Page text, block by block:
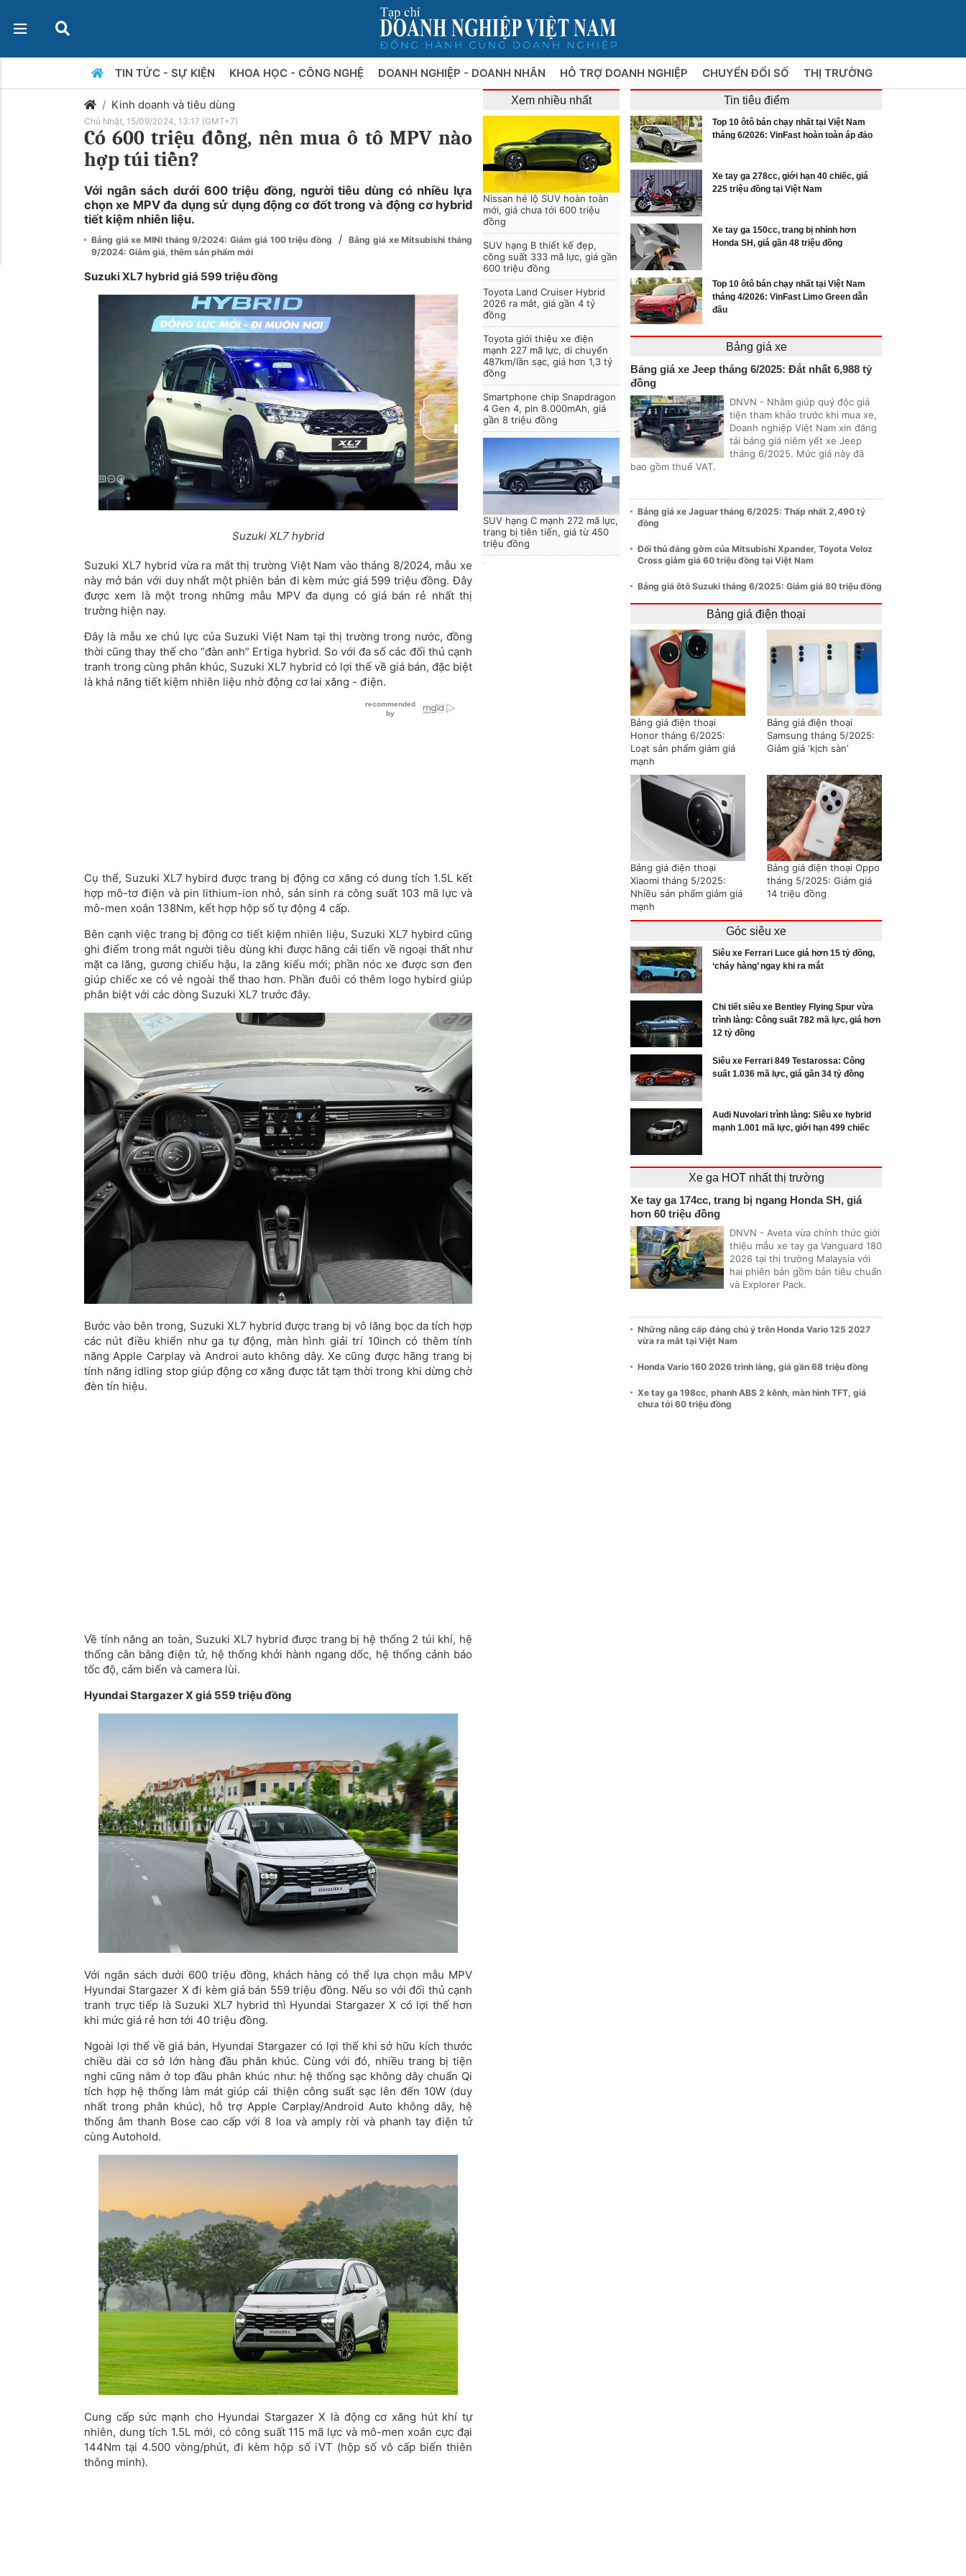
TIN TỨC - SỰ KIỆN KHOA HỌC - CÔNG NGHỆ DOANH NGHIỆP - DOANH NHÂN HỖ TRỢ DOANH NGHIỆP CHUYỂN ĐỔI SỐ THỊ TRƯỜNG
Kinh doanh và tiêu dùng
Chủ Nhật, 15/09/2024, 13:17 (GMT+7)
Có 600 triệu đồng, nên mua ô tô MPV nào
hợp túi tiền?
Với ngân sách dưới 600 triệu đồng, người tiêu dùng có nhiều lựa
chọn xe MPV đa dụng sử dụng động cơ đốt trong và động cơ hybrid
tiết kiệm nhiên liệu.
Bảng giá xe MINI tháng 9/2024: Giảm giá 100 triệu đồng /
Bảng giá xe Mitsubishi tháng
9/2024: Giảm giá, thêm sản phẩm mới
Suzuki XL7 hybrid giá 599 triệu đồng
Suzuki XL7 hybrid
Suzuki XL7 hybrid vừa ra mắt thị trường Việt Nam vào tháng 8/2024, mẫu xe
này mở bán với duy nhất một phiên bản đi kèm mức giá 599 triệu đồng. Đây
được xem là một trong những mẫu MPV đa dụng có giá bán rẻ nhất thị
trường hiện nay.
Đây là mẫu xe chủ lực của Suzuki Việt Nam tại thị trường trong nước, đồng
thời cũng thay thế cho “đàn anh” Ertiga hybrid. So với đa số các đối thủ cạnh
tranh trong cùng phân khúc, Suzuki XL7 hybrid có lợi thế về giá bán, đặc biệt
là khả năng tiết kiệm nhiên liệu nhờ động cơ lai xăng - điện.
Cụ thể, Suzuki XL7 hybird được trang bị động cơ xăng có dung tích 1.5L kết
hợp mô-tơ điện và pin lithium-ion nhỏ, sản sinh ra công suất 103 mã lực và
mô-men xoắn 138Nm, kết hợp hộp số tự động 4 cấp.
Bên cạnh việc trang bị động cơ tiết kiệm nhiên liệu, Suzuki XL7 hybird cũng
ghi điểm trong mắt người tiêu dùng khi được hãng cải tiến về ngoại thất như
mặt ca lăng, gương chiếu hậu, la zăng kiểu mới; phần nóc xe được sơn đen
giúp chiếc xe có vẻ ngoài thể thao hơn. Phần đuôi có thêm logo hybird giúp
phân biệt với các dòng Suzuki XL7 trước đây.
Bước vào bên trong, Suzuki XL7 hybrid được trang bị vô lăng bọc da tích hợp
các nút điều khiển như ga tự động, màn hình giải trí 10inch có thêm tính
năng Apple Carplay và Androi auto không dây. Xe cũng được hãng trang bị
tính năng idling stop giúp động cơ xăng được tắt tạm thời trong khi dừng chờ
đèn tín hiệu.
Về tính năng an toàn, Suzuki XL7 hybrid được trang bị hệ thống 2 túi khí, hệ
thống cân bằng điện tử, hệ thống khởi hành ngang dốc, hệ thống cảnh báo
tốc độ, cảm biến và camera lùi.
Hyundai Stargazer X giá 559 triệu đồng
Với ngân sách dưới 600 triệu đồng, khách hàng có thể lựa chọn mẫu MPV
Hyundai Stargazer X đi kèm giá bán 559 triệu đồng. Nếu so với đối thủ cạnh
tranh trực tiếp là Suzuki XL7 hybrid thì Hyundai Stargazer X có lợi thế hơn
khi mức giá rẻ hơn tới 40 triệu đồng.
Ngoài lợi thế về giá bán, Hyundai Stargazer có lợi thế khi sở hữu kích thước
chiều dài cơ sở lớn hàng đầu phân khúc. Cùng với đó, nhiều trang bị tiện
nghi cũng nằm ở top đầu phân khúc như: hệ thống sạc không dây chuẩn Qi
tích hợp hệ thống làm mát giúp cải thiện công suất sạc lên đến 10W (duy
nhất trong phân khúc), hỗ trợ Apple Carplay/Android Auto không dây, hệ
thống âm thanh Bose cao cấp với 8 loa và amply rời và phanh tay điện tử
cùng Autohold.
Cung cấp sức mạnh cho Hyundai Stargazer X là động cơ xăng hút khí tự
nhiên, dung tích 1.5L mới, có công suất 115 mã lực và mô-men xoắn cực đại
144Nm tại 4.500 vòng/phút, đi kèm hộp số iVT (hộp số vô cấp biến thiên
thông minh).
Xem nhiều nhất
Nissan hé lộ SUV hoàn toàn
mới, giá chưa tới 600 triệu
đồng
SUV hạng B thiết kế đẹp,
công suất 333 mã lực, giá gần
600 triệu đồng
Toyota Land Cruiser Hybrid
2026 ra mắt, giá gần 4 tỷ
đồng
Toyota giới thiệu xe điện
mạnh 227 mã lực, di chuyển
487km/lần sạc, giá hơn 1,3 tỷ
đồng
Smartphone chip Snapdragon
4 Gen 4, pin 8.000mAh, giá
gần 8 triệu đồng
SUV hạng C mạnh 272 mã lực,
trang bị tiên tiến, giá từ 450
triệu đồng
Tin tiêu điểm
Top 10 ôtô bán chạy nhất tại Việt Nam
tháng 6/2026: VinFast hoàn toàn áp đảo
Xe tay ga 278cc, giới hạn 40 chiếc, giá
225 triệu đồng tại Việt Nam
Xe tay ga 150cc, trang bị nhỉnh hơn
Honda SH, giá gần 48 triệu đồng
Top 10 ôtô bán chạy nhất tại Việt Nam
tháng 4/2026: VinFast Limo Green dẫn
đầu
Bảng giá xe
Bảng giá xe Jeep tháng 6/2025: Đắt nhất 6,988 tỷ
đồng
DNVN - Nhằm giúp quý độc giả
tiện tham khảo trước khi mua xe,
Doanh nghiệp Việt Nam xin đăng
tải bảng giá niêm yết xe Jeep
tháng 6/2025. Mức giá này đã
bao gồm thuế VAT.
Bảng giá xe Jaguar tháng 6/2025: Thấp nhất 2,490 tỷ
đồng
Đối thủ đáng gờm của Mitsubishi Xpander, Toyota Veloz
Cross giảm giá 60 triệu đồng tại Việt Nam
Bảng giá ôtô Suzuki tháng 6/2025: Giảm giá 80 triệu đồng
Bảng giá điện thoại
Bảng giá điện thoại
Honor tháng 6/2025:
Loạt sản phẩm giảm giá
mạnh
Bảng giá điện thoại
Samsung tháng 5/2025:
Giảm giá ‘kịch sàn’
Bảng giá điện thoại
Xiaomi tháng 5/2025:
Nhiều sản phẩm giảm giá
mạnh
Bảng giá điện thoại Oppo
tháng 5/2025: Giảm giá
14 triệu đồng
Góc siêu xe
Siêu xe Ferrari Luce giá hơn 15 tỷ đồng,
‘cháy hàng’ ngay khi ra mắt
Chi tiết siêu xe Bentley Flying Spur vừa
trình làng: Công suất 782 mã lực, giá hơn
12 tỷ đồng
Siêu xe Ferrari 849 Testarossa: Công
suất 1.036 mã lực, giá gần 34 tỷ đồng
Audi Nuvolari trình làng: Siêu xe hybrid
mạnh 1.001 mã lực, giới hạn 499 chiếc
Xe ga HOT nhất thị trường
Xe tay ga 174cc, trang bị ngang Honda SH, giá
hơn 60 triệu đồng
DNVN - Aveta vừa chính thức giới
thiệu mẫu xe tay ga Vanguard 180
2026 tại thị trường Malaysia với
hai phiên bản gồm bản tiêu chuẩn
và Explorer Pack.
Những nâng cấp đáng chú ý trên Honda Vario 125 2027
vừa ra mắt tại Việt Nam
Honda Vario 160 2026 trình làng, giá gần 68 triệu đồng
Xe tay ga 198cc, phanh ABS 2 kênh, màn hình TFT, giá
chưa tới 60 triệu đồng